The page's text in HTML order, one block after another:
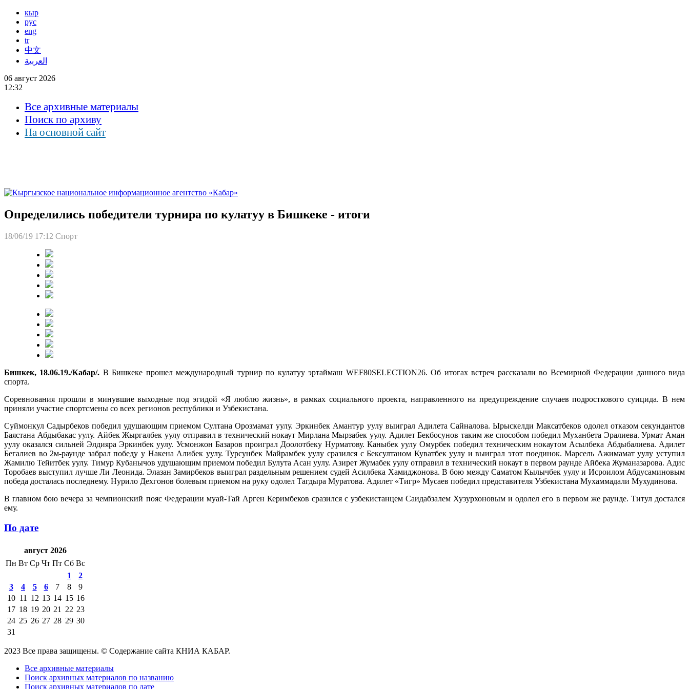
кыр
рус
eng
tr
中文
العربية
06 август 2026
12:32
Все архивные материалы
Поиск по архиву
На основной сайт
Определились победители турнира по кулатуу в Бишкеке - итоги
18/06/19 17:12 Спорт
Бишкек, 18.06.19./Кабар/. В Бишкеке прошел международный турнир по кулатуу эртаймаш WEF80SELECTION26. Об итогах встреч рассказали во Всемирной Федерации данного вида
спорта.
Соревнования прошли в минувшие выходные под эгидой «Я люблю жизнь», в рамках социального проекта, направленного на предупреждение случаев подросткового суицида. В нем
приняли участие спортсмены со всех регионов республики и Узбекистана.
Суймонкул Садырбеков победил удушающим приемом Султана Орозмамат уулу. Эркинбек Амантур уулу выиграл Адилета Сайналова. Ырыскелди Максатбеков одолел отказом секундантов
Баястана Абдыбакас уулу. Айбек Жыргалбек уулу отправил в технический нокаут Мирлана Мырзабек уулу. Адилет Бекбосунов таким же способом победил Муханбета Эралиева. Урмат Аман
уулу оказался сильней Элдияра Эркинбек уулу. Усмонжон Базаров проиграл Доолотбеку Нурматову. Каныбек уулу Омурбек победил техническим нокаутом Асылбека Абдыбалиева. Адилет
Бегалиев во 2м-раунде забрал победу у Накена Алибек уулу. Турсунбек Майрамбек уулу сразился с Бексултаном Куватбек уулу и выиграл этот поединок. Марсель Ажимамат уулу уступил
Жамилю Тейитбек уулу. Тимур Кубанычов удушающим приемом победил Булута Асан уулу. Азирет Жумабек уулу отправил в технический нокаут в первом раунде Айбека Жуманазарова. Адис
Торобаев выступил лучше Ли Леонида. Элазан Замирбеков выиграл раздельным решением судей Асилбека Хамиджонова. В бою между Саматом Кылычбек уулу и Исроилом Абдусаминовым
победа досталась последнему. Нурило Дехгонов болевым приемом на руку одолел Тагдыра Муратова. Адилет «Тигр» Мусаев победил представителя Узбекистана Мухаммадали Мухудинова.
В главном бою вечера за чемпионский пояс Федерации муай-Тай Арген Керимбеков сразился с узбекистанцем Саидабзалем Хузурхоновым и одолел его в первом же раунде. Титул достался
ему.
По дате
август 2026
Пн Вт Ср Чт Пт Сб Вс
1
2
3
4 5 6 7 8
9
10 11 12 13 14 15 16
17 18 19 20 21 22 23
24 25 26 27 28 29 30
31
2023 Все права защищены. © Содержание сайта КНИА КАБАР.
Все архивные материалы
Поиск архивных материалов по названию
Поиск архивных материалов по дате